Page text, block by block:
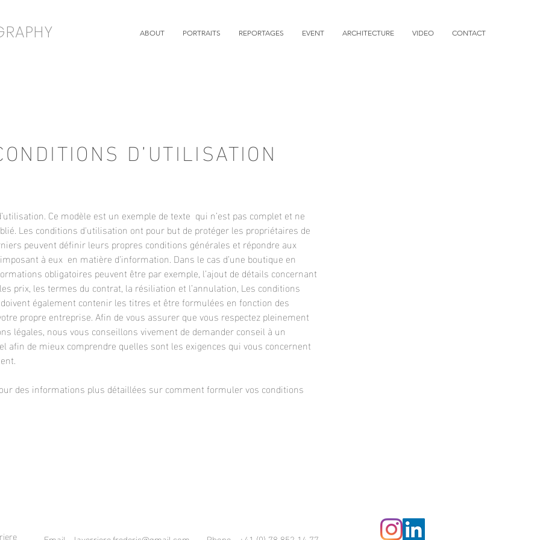
ABOUT PORTRAITS REPORTAGES EVENT ARCHITECTURE VIDEO CONTACT
D’UTILISATION
Ce modèle est un exemple de texte qui n’est pas complet et ne
Les conditions d'utilisation ont pour but de protéger les propriétaires de
peuvent définir leurs propres conditions générales et répondre aux
à eux en matière d’information. Dans le cas d’une boutique en
obligatoires peuvent être par exemple, l’ajout de détails concernant
prix, les termes du contrat, la résiliation et l’annulation, Les conditions
également contenir les titres et être formulées en fonction des
propre entreprise. Afin de vous assurer que vous respectez pleinement
légales, nous vous conseillons vivement de demander conseil à un
afin de mieux comprendre quelles sont les exigences qui vous concernent
des informations plus détaillées sur comment formuler vos conditions